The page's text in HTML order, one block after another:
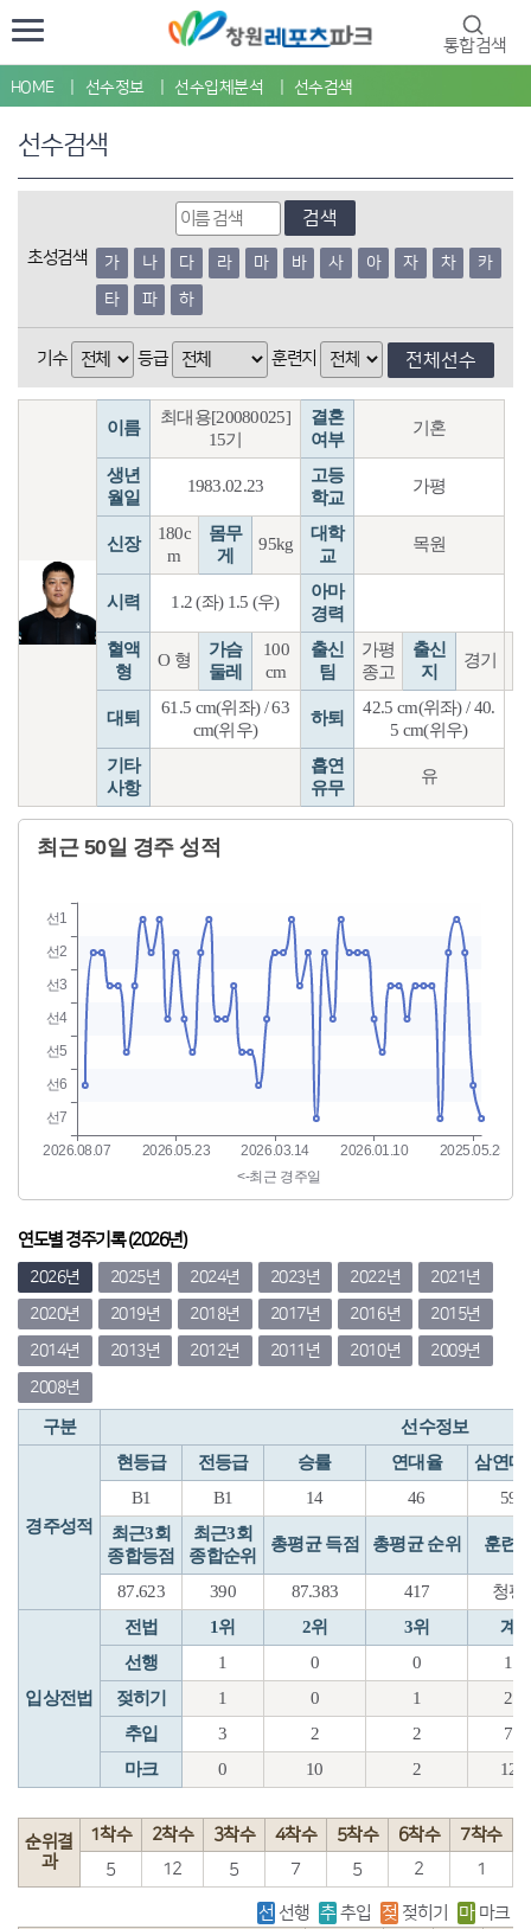
통합검색
HOME 선수정보 선수입체분석 선수검색
선수검색
검색
초성검색 가 나 다 라 마 바 사 아 자 차
카
타
파 하
기수 등급 훈련지 전체선수
이름
최대용[20080025]
15기
결혼
여부
기혼
생년
월일
1983.02.23
고등
학교
가평
신장
180c
m
몸무
게
95kg
대학
교
목원
시력 1.2 (좌) 1.5 (우)
아마
경력
혈액
형
O 형
가슴
둘레
100
cm
출신
팀
가평
종고
출신
지
경기
대퇴
61.5 cm(위좌) / 63
cm(위우)
하퇴
42.5 cm(위좌) / 40.
5 cm(위우)
기타
사항
흡연
유무
유
연도별 경주기록 (2026년)
2026년 2025년 2024년 2023년 2022년
2021년
2020년
2019년 2018년 2017년 2016년
2015년
2014년
2013년 2012년 2011년 2010년
2009년
2008년
구분 선수정보
경주성적
현등급 전등급 승률 연대율
삼연대
B1
B1 14 46
59
최근3회
종합등점
최근3회
종합순위
총평균 득점 총평균 순위 훈련
87.623 390 87.383 417 청평
입상전법
전법 1위 2위 3위
계
선행
1 0 0
1
젖히기
1 0 1
2
추입
3 2 2
7
마크
0 10 2 12
순위결
과
1착수 2착수 3착수 4착수 5착수 6착수
7착수
5
12 5 7 5 2 1
선 선행 추 추입 젖 젖히기 마 마크